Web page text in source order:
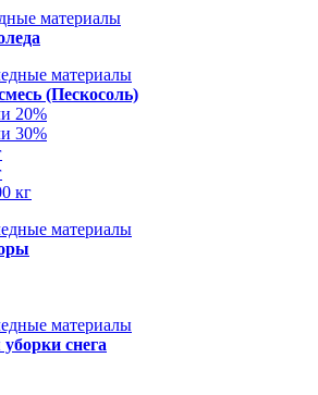
материалы
материалы
(Пескосоль)
20%
30%
кг
материалы
материалы
снега